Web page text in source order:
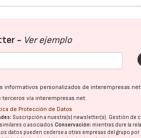
- Ver ejemplo
informativos personalizados de interempresas.net
vía interempresas.net
de Protección de Datos
Suscripción a nuestra(s) newsletter(s). Gestión de
o asociados.Conservación: mientras dure la
datos pueden cederse a otras empresas del grupo por